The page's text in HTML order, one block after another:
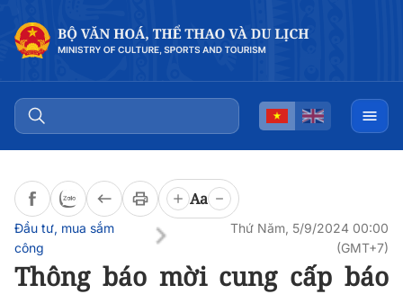
Aa
Đầu tư, mua sắm
công
Thứ Năm, 5/9/2024 00:00
(GMT+7)
Thông báo mời cung cấp báo
Đọc bài